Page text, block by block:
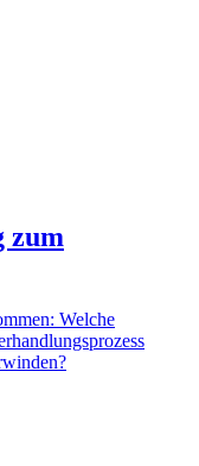
zum
Welche